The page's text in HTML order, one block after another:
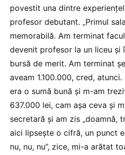
povestit una dintre
profesor debutant. „Primul
memorabilă. Am terminat
devenit profesor la un liceu și
bursă de merit. Am terminat
aveam 1.100.000, cred,
era o sumă bună și m-am
637.000 lei, cam așa ceva și
secretară și am zis „doamnă,
aici lipsește o cifră, un punct
nu, nu, nu”, zice, mi-a arătat